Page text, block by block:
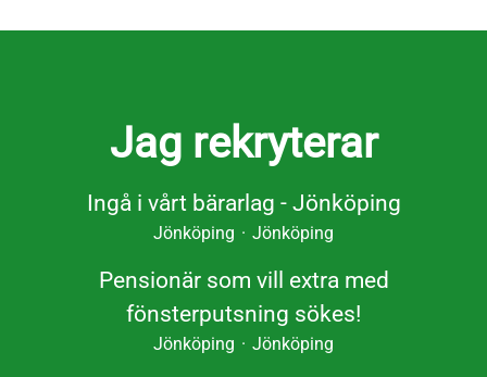
Jag rekryterar
Ingå i vårt bärarlag - Jönköping
Jönköping · Jönköping
Pensionär som vill extra med
fönsterputsning sökes!
Jönköping · Jönköping